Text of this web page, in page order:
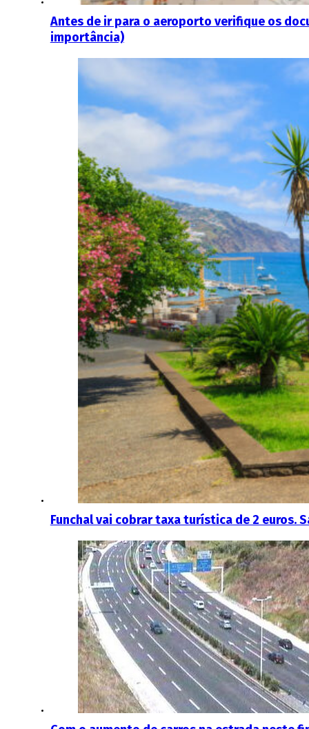
Antes de ir para o aeroporto verifique os
importância)
Funchal vai cobrar taxa turística de 2 euros.